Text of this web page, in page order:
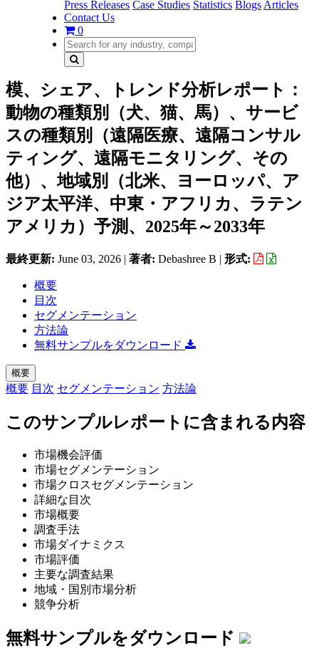
Press Releases Case Studies Statistics Blogs Articles
Contact Us
0
模、シェア、トレンド分析レポート：
動物の種類別（犬、猫、馬）、サービ
スの種類別（遠隔医療、遠隔コンサル
ティング、遠隔モニタリング、その
他）、地域別（北米、ヨーロッパ、ア
ジア太平洋、中東・アフリカ、ラテン
アメリカ）予測、2025年～2033年
最終更新: June 03, 2026 | 著者: Debashree B | 形式:
概要
目次
セグメンテーション
方法論
無料サンプルをダウンロード
概要
概要 目次 セグメンテーション 方法論
このサンプルレポートに含まれる内容
市場機会評価
市場セグメンテーション
市場クロスセグメンテーション
詳細な目次
市場概要
調査手法
市場ダイナミクス
市場評価
主要な調査結果
地域・国別市場分析
競争分析
無料サンプルをダウンロード